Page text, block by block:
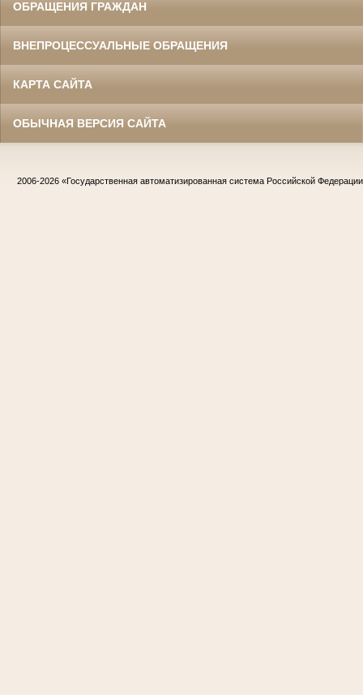
ОБРАЩЕНИЯ ГРАЖДАН
ВНЕПРОЦЕССУАЛЬНЫЕ ОБРАЩЕНИЯ
КАРТА САЙТА
ОБЫЧНАЯ ВЕРСИЯ САЙТА
2006-2026 «Государственная автоматизированная система Российской